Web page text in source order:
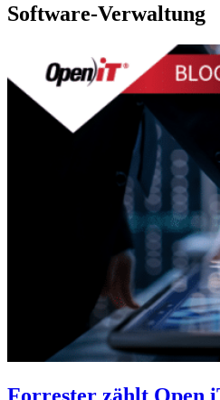
Software-Verwaltung
Forrester zählt Open